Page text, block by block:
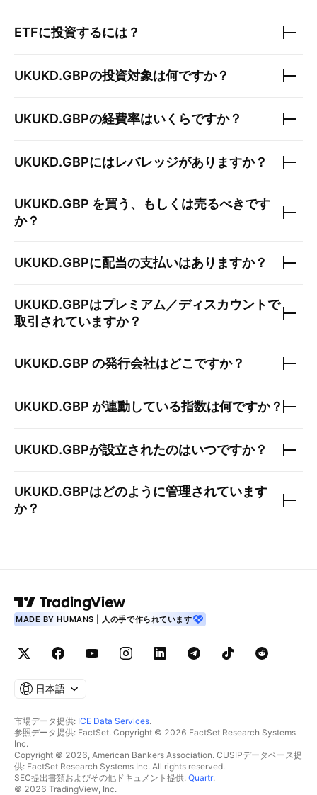
ETFに投資するには？
UKUKD.GBPの投資対象は何ですか？
UKUKD.GBPの経費率はいくらですか？
UKUKD.GBPにはレバレッジがありますか？
UKUKD.GBP を買う、もしくは売るべきです
か？
UKUKD.GBPに配当の支払いはありますか？
UKUKD.GBPはプレミアム／ディスカウントで
取引されていますか？
UKUKD.GBP の発行会社はどこですか？
UKUKD.GBP が連動している指数は何ですか？
UKUKD.GBPが設立されたのはいつですか？
UKUKD.GBPはどのように管理されています
か？
MADE BY HUMANS | 人の手で作られています
日本語
市場データ提供: ICE Data Services.
参照データ提供: FactSet. Copyright © 2026 FactSet Research Systems
Inc.
Copyright © 2026, American Bankers Association. CUSIPデータベース提
供: FactSet Research Systems Inc. All rights reserved.
SEC提出書類およびその他ドキュメント提供: Quartr.
© 2026 TradingView, Inc.